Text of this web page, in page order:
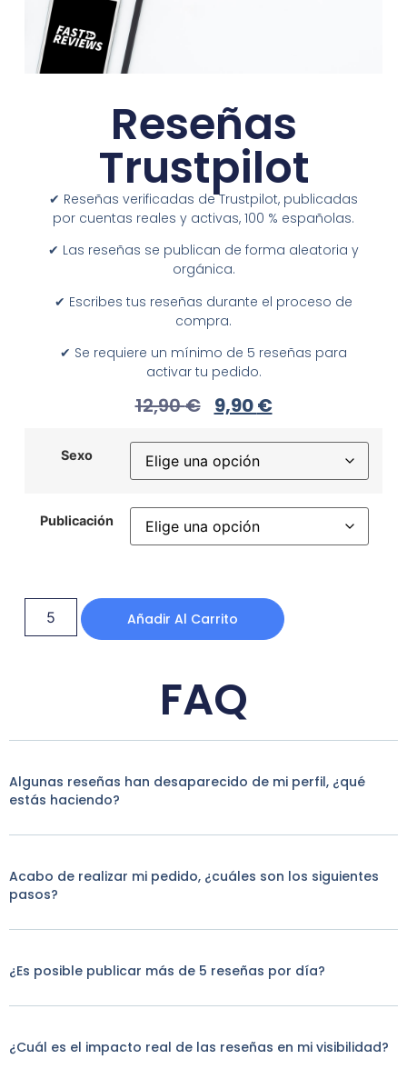
Reseñas
Trustpilot
✔︎ Reseñas verificadas de Trustpilot, publicadas
por cuentas reales y activas, 100 % españolas.
✔︎ Las reseñas se publican de forma aleatoria y
orgánica.
✔︎ Escribes tus reseñas durante el proceso de
compra.
✔︎ Se requiere un mínimo de 5 reseñas para
activar tu pedido.
12,90€ 9,90€
Sexo
Publicación
Añadir Al Carrito
FAQ
Algunas reseñas han desaparecido de mi perfil, ¿qué
estás haciendo?
Acabo de realizar mi pedido, ¿cuáles son los siguientes
pasos?
¿Es posible publicar más de 5 reseñas por día?
¿Cuál es el impacto real de las reseñas en mi visibilidad?